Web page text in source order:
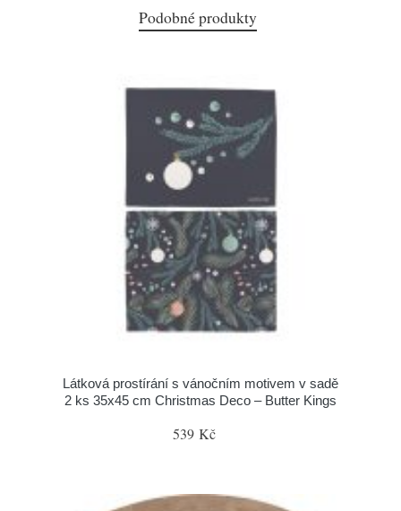
Podobné produkty
Látková prostírání s vánočním motivem v sadě
2 ks 35x45 cm Christmas Deco – Butter Kings
539 Kč